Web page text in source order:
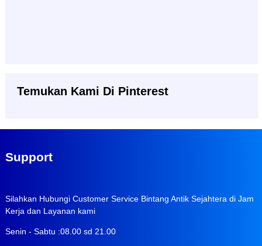
Temukan Kami Di Pinterest
Support
Silahkan Hubungi Customer Service Bintang Antik Sejahtera di Jam
Kerja dan Layanan kami
Senin - Sabtu :08.00 sd 21.00